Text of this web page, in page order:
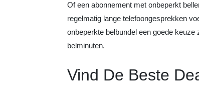
Of een abonnement met onbeperkt
regelmatig lange telefoongesprekken
onbeperkte belbundel een goede
belminuten.
Vind De Beste